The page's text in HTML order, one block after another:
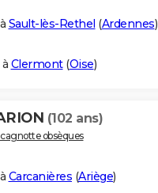
Sault-lès-Rethel (Ardennes)
Clermont(Oise)
(102 ans)
obsèques
Carcanières (Ariège)